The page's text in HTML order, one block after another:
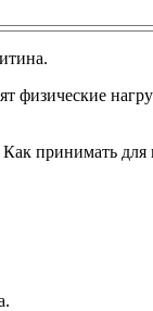
физические
принимать для